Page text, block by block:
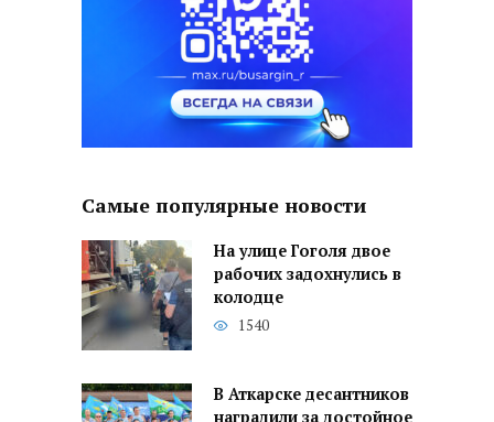
Самые популярные новости
На улице Гоголя двое
рабочих задохнулись в
колодце
1540
В Аткарске десантников
наградили за достойное